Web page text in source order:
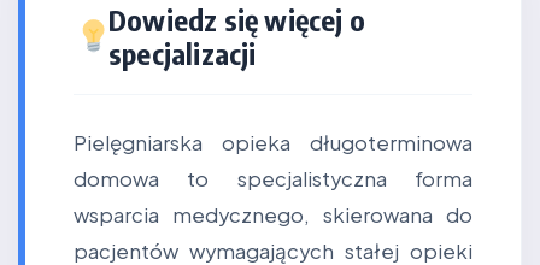
Dowiedz się więcej o
specjalizacji
Pielęgniarska opieka długoterminowa
domowa to specjalistyczna forma
wsparcia medycznego, skierowana do
pacjentów wymagających stałej opieki